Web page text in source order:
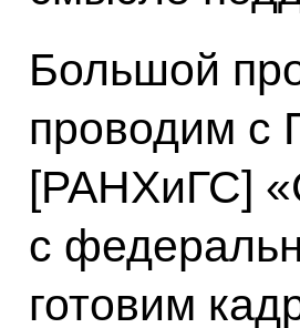
Большой
проводим с
[РАНХиГС]
с
готовим